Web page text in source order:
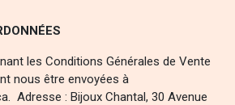
les Conditions Générales de Vente
nous être envoyées à
Adresse : Bijoux Chantal, 30 Avenue